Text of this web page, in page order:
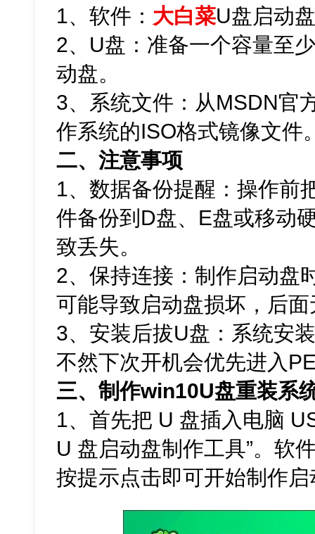
1、软件： 大白菜U盘启动
2、U盘：准备一个容量至
动盘。
3、系统文件：从MSDN官
作系统的ISO格式镜像文件
二、注意事项
1、数据备份提醒：操作前
件备份到D盘、E盘或移动
致丢失。
2、保持连接：制作启动盘
可能导致启动盘损坏，后
3、安装后拔U盘：系统安
不然下次开机会优先进入
三、制作win10U盘重装系
1、首先把 U 盘插入电脑
U 盘启动盘制作工具”。软
按提示点击即可开始制作启